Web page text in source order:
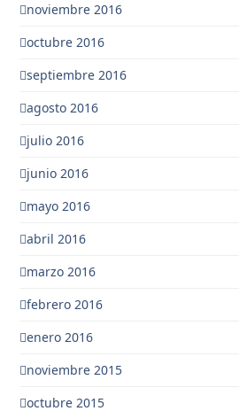
noviembre 2016
octubre 2016
septiembre 2016
agosto 2016
julio 2016
junio 2016
mayo 2016
abril 2016
marzo 2016
febrero 2016
enero 2016
noviembre 2015
octubre 2015